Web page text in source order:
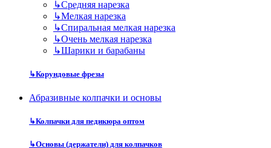
↳Средняя нарезка
↳Мелкая нарезка
↳Спиральная мелкая нарезка
↳Очень мелкая нарезка
↳Шарики и барабаны
↳Корундовые фрезы
Абразивные колпачки и основы
↳Колпачки для педикюра оптом
↳Основы (держатели) для колпачков